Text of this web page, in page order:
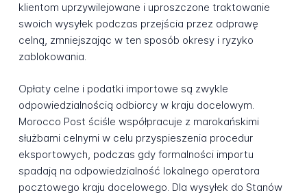
klientom uprzywilejowane i uproszczone traktowanie
swoich wysyłek podczas przejścia przez odprawę
celną, zmniejszając w ten sposób okresy i ryzyko
zablokowania.
Opłaty celne i podatki importowe są zwykle
odpowiedzialnością odbiorcy w kraju docelowym.
Morocco Post ściśle współpracuje z marokańskimi
służbami celnymi w celu przyspieszenia procedur
eksportowych, podczas gdy formalności importu
spadają na odpowiedzialność lokalnego operatora
pocztowego kraju docelowego. Dla wysyłek do Stanów